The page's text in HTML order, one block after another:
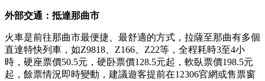
外部交通：抵達那曲市
火車是前往那曲市最便捷、最舒適的方式，拉薩至那曲有多個
直達特快列車，如Z9818、Z166、Z22等，全程耗時3至4小
時，硬座票價50.5元，硬卧票價128.5元起，軟臥票價198.5元
起，餘票情況即時變動，建議遊客提前在12306官網或售票窗